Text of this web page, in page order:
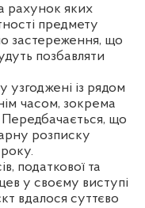
рахунок яких
предмету
застереження, що
позбавляти
із рядом
часом, зокрема
що
розписку
податкової та
у своєму виступі
вдалося суттєво